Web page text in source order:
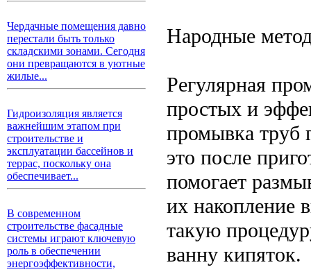
Чердачные помещения давно
перестали быть только
складскими зонами. Сегодня
они превращаются в уютные
жилые...
Гидроизоляция является
важнейшим этапом при
строительстве и
эксплуатации бассейнов и
террас, поскольку она
обеспечивает...
В современном
строительстве фасадные
системы играют ключевую
роль в обеспечении
энергоэффективности,
Народные
Регулярная
простых и
промывка труб
это после
помогает
их накопление
такую
ванну кипяток.